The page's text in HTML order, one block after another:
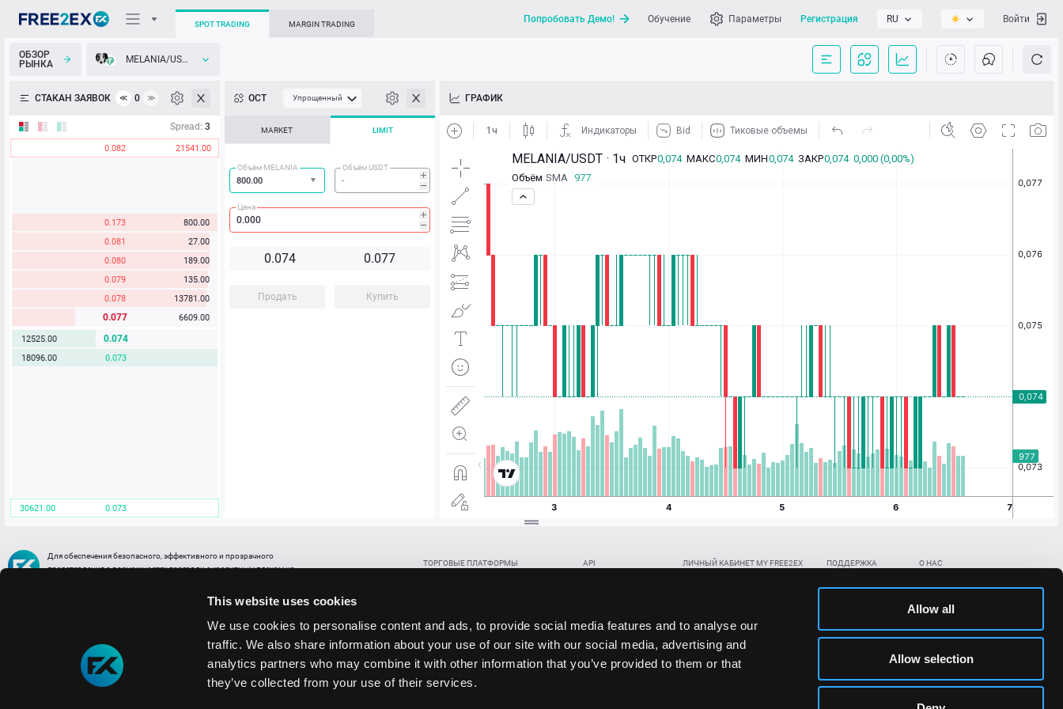
This website uses cookies
We use cookies to personalise content and ads, to provide social media features and to analyse our
traffic. We also share information about your use of our site with our social media, advertising and
analytics partners who may combine it with other information that you’ve provided to them or that
they’ve collected from your use of their services.
Allow all
Allow selection
Heatmap Отправить запрос / Написать нам
База знаний
SPOT TRADING MARGIN TRADING Попробовать Демо! Обучение Параметры Регистрация RU Войти
ОБЗОР
РЫНКА
MELANIA/USDT
СТАКАН ЗАЯВОК ≪ 0 ≫
Spread: 3
0.082 21541.00
0.173
800.00
0.081
27.00
0.080
189.00
0.079
135.00
0.078
13781.00
0.077 6609.00
0.074
12525.00
0.073
18096.00
0.073
30621.00
ОСТ Упрощенный
MARKET LIMIT
Объём MELANIA Объём USDT
Цена
0.074 0.077
Продать Купить
ГРАФИК
ТОРГОВЫЕ ПЛАТФОРМЫ
Приложение TickTrader для iOS
API
FIX API
ЛИЧНЫЙ КАБИНЕТ MY FREE2EX
Партнерская ссылка
Восстановить пароль/ПИН-код
ПОДДЕРЖКА
О НАС
Политика конфиденциальности
Раскрытие рисков
Для обеспечения безопасного, эффективного и прозрачного
представления о возможностях торговли с кредитным плечом на
платформе являются цифровыми токенами, представляющими
Информация о рисках
1. Деятельность, связанная со сделками (операциями) с токенами связана
с высоким уровнем риска полной потери денежных средств и иных объектов гражданских прав (инвестиций), переданных в обмен на токены (в том числе в результате волатильности стоимости токенов;
технических сбоев (ошибок); совершения противоправных действий, включая хищение).